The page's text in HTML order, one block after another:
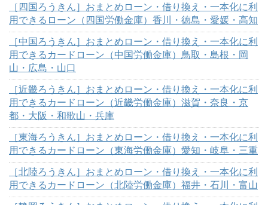
［四国ろうきん］おまとめローン・借り換え・一本化に利
用できるローン（四国労働金庫）香川・徳島・愛媛・高知
［中国ろうきん］おまとめローン・借り換え・一本化に利
用できるカードローン（中国労働金庫）鳥取・島根・岡
山・広島・山口
［近畿ろうきん］おまとめローン・借り換え・一本化に利
用できるカードローン（近畿労働金庫）滋賀・奈良・京
都・大阪・和歌山・兵庫
［東海ろうきん］おまとめローン・借り換え・一本化に利
用できるカードローン（東海労働金庫）愛知・岐阜・三重
［北陸ろうきん］おまとめローン・借り換え・一本化に利
用できるカードローン（北陸労働金庫）福井・石川・富山